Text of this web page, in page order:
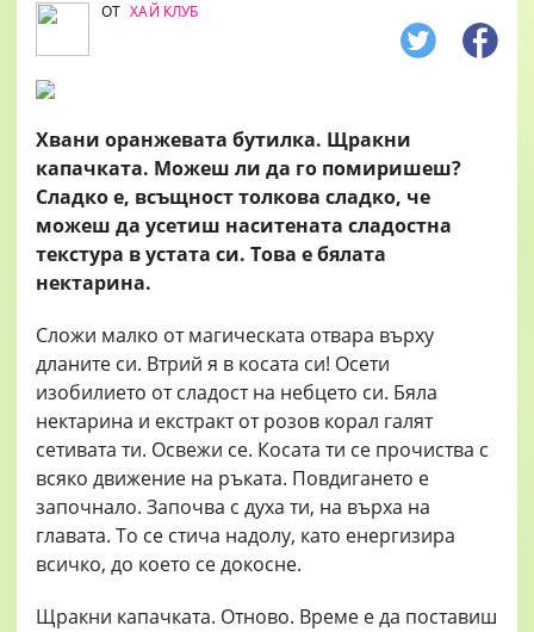
ОТ ХАЙ КЛУБ
Хвани оранжевата бутилка. Щракни
капачката. Можеш ли да го помиришеш?
Сладко е, всъщност толкова сладко, че
можеш да усетиш наситената сладостна
текстура в устата си. Това е бялата
нектарина.
Сложи малко от магическата отвара върху
дланите си. Втрий я в косата си! Осети
изобилието от сладост на небцето си. Бяла
нектарина и екстракт от розов корал галят
сетивата ти. Освежи се. Косата ти се прочиства с
всяко движение на ръката. Повдигането е
започнало. Започва с духа ти, на върха на
главата. То се стича надолу, като енергизира
всичко, до което се докосне.
Щракни капачката. Отново. Време е да поставиш